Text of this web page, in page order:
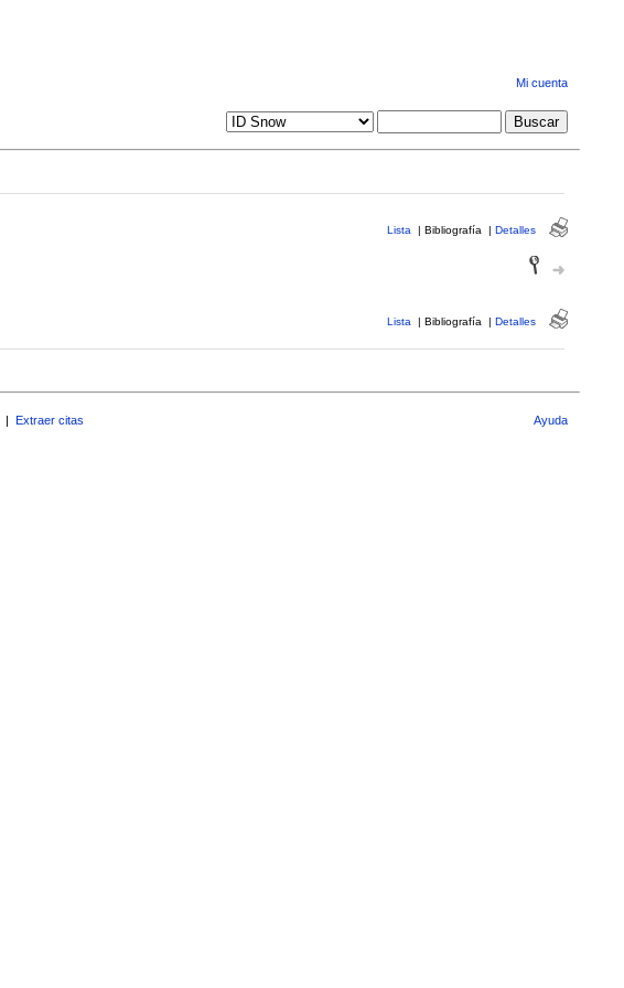
Mi cuenta
Lista | Bibliografía | Detalles
Lista | Bibliografía | Detalles
| Extraer citas Ayuda